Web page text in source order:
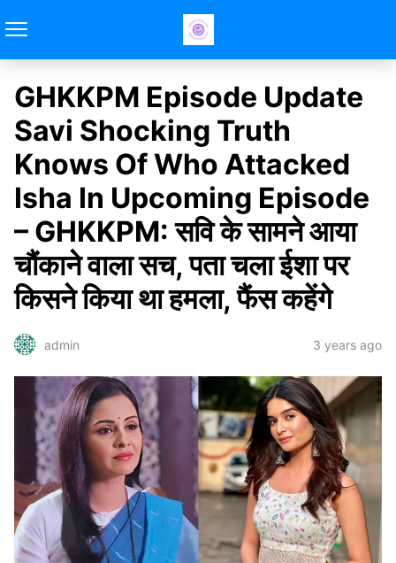
GHKKPM Episode Update
Savi Shocking Truth
Knows Of Who Attacked
Isha In Upcoming Episode
– GHKKPM: सवि के सामने आया
चौंकाने वाला सच, पता चला ईशा पर
किसने किया था हमला, फैंस कहेंगे
admin 3 years ago